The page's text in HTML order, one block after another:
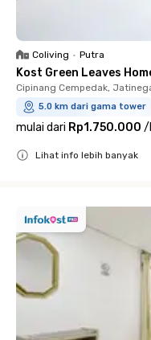
Coliving • Putra
Kost Green Leaves
Cipinang Cempedak,
5.0 km dari gama tower
mulai dari Rp1.750.000 /
Lihat info lebih banyak